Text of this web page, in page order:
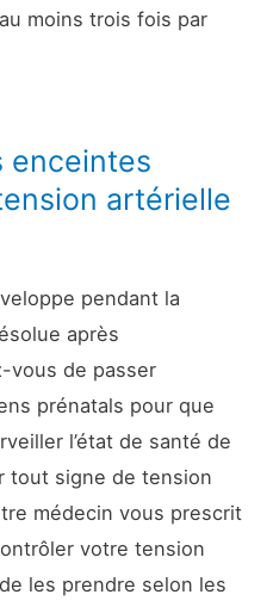
moins trois fois par
enceintes
artérielle
pendant la
après
vous de passer
prénatals pour que
l’état de santé de
tout signe de tension
médecin vous prescrit
votre tension
les prendre selon les